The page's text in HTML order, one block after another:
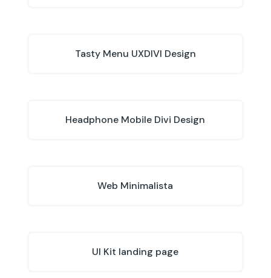
Tasty Menu UXDIVI Design
Headphone Mobile Divi Design
Web Minimalista
UI Kit landing page